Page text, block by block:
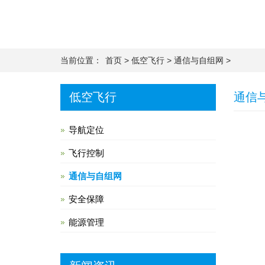
当前位置： 首页 > 低空飞行 > 通信与自组网 >
通信
低空飞行
导航定位
飞行控制
通信与自组网
安全保障
能源管理